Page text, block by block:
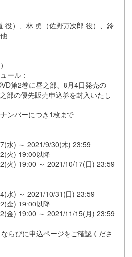
役）、林 勇（佐野万次郎 役）、鈴
ール：
第2巻に昼之部、8月4日発売の
部の優先販売申込券を封入いたし
ンバーにつき1枚まで
水) ～ 2021/9/30(木) 23:59
火) 19:00以降
火) 19:00 ～ 2021/10/17(日) 23:59
水) ～ 2021/10/31(日) 23:59
金) 19:00以降
金) 19:00 ～ 2021/11/15(月) 23:59
らびに申込ページをご確認くださ